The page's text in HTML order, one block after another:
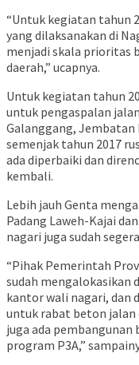
“Untuk kegiatan tahun
yang dilaksanakan di
menjadi skala prioritas
daerah,” ucapnya.
Untuk kegiatan tahun
untuk pengaspalan
Galanggang, Jembatan
semenjak tahun 2017
ada diperbaiki dan
kembali.
Lebih jauh Genta
Padang Laweh-Kajai
nagari juga sudah
“Pihak Pemerintah
sudah mengalokasikan
kantor wali nagari, dan
untuk rabat beton jalan
juga ada
program P3A,”